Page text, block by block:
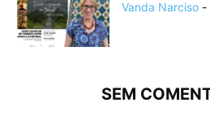
Vanda Narciso -
SEM